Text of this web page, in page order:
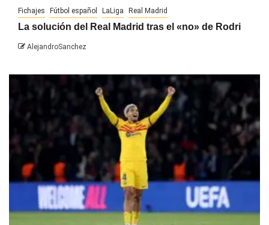
Fichajes Fútbol español LaLiga Real Madrid
La solución del Real Madrid tras el «no» de Rodri
AlejandroSanchez